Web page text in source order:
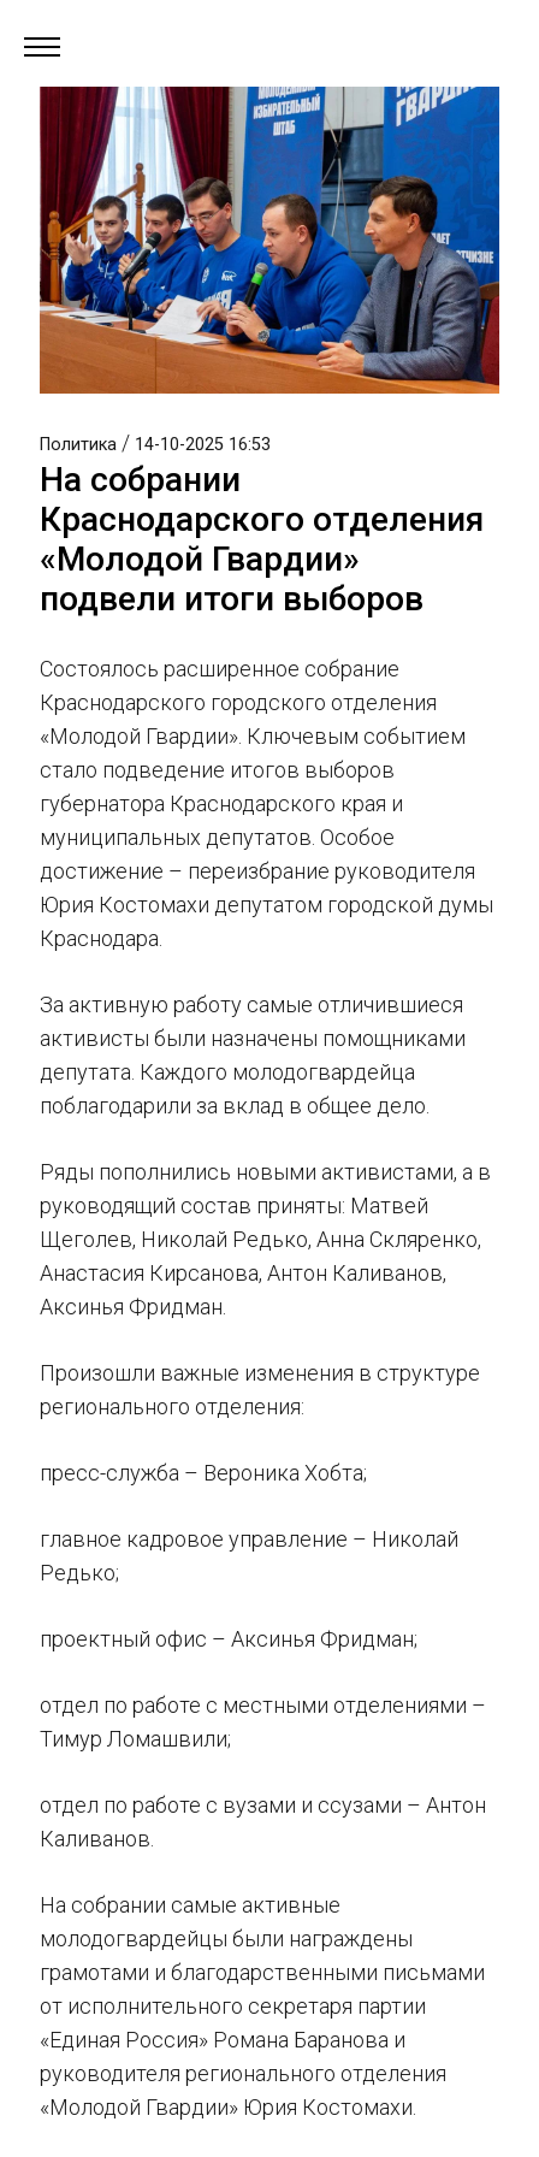
Политика / 14-10-2025 16:53
На собрании
Краснодарского отделения
«Молодой Гвардии»
подвели итоги выборов
Состоялось расширенное собрание
Краснодарского городского отделения
«Молодой Гвардии». Ключевым событием
стало подведение итогов выборов
губернатора Краснодарского края и
муниципальных депутатов. Особое
достижение – переизбрание руководителя
Юрия Костомахи депутатом городской думы
Краснодара.
За активную работу самые отличившиеся
активисты были назначены помощниками
депутата. Каждого молодогвардейца
поблагодарили за вклад в общее дело.
Ряды пополнились новыми активистами, а в
руководящий состав приняты: Матвей
Щеголев, Николай Редько, Анна Скляренко,
Анастасия Кирсанова, Антон Каливанов,
Аксинья Фридман.
Произошли важные изменения в структуре
регионального отделения:
пресс-служба – Вероника Хобта;
главное кадровое управление – Николай
Редько;
проектный офис – Аксинья Фридман;
отдел по работе с местными отделениями –
Тимур Ломашвили;
отдел по работе с вузами и ссузами – Антон
Каливанов.
На собрании самые активные
молодогвардейцы были награждены
грамотами и благодарственными письмами
от исполнительного секретаря партии
«Единая Россия» Романа Баранова и
руководителя регионального отделения
«Молодой Гвардии» Юрия Костомахи.